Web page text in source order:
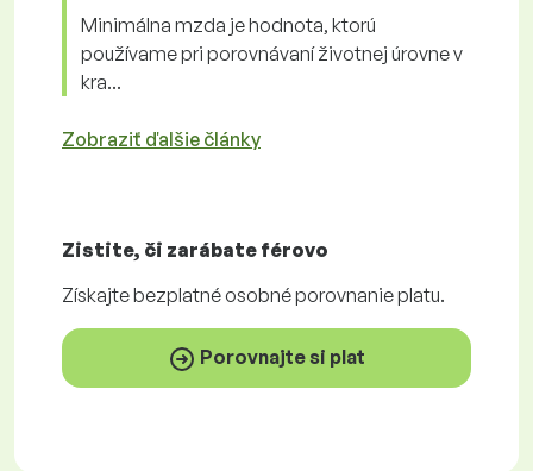
Minimálna mzda je hodnota, ktorú
používame pri porovnávaní životnej úrovne v
kra...
Zobraziť ďalšie články
Zistite, či zarábate férovo
Získajtebezplatnéosobné porovnanie platu.
Porovnajte si plat